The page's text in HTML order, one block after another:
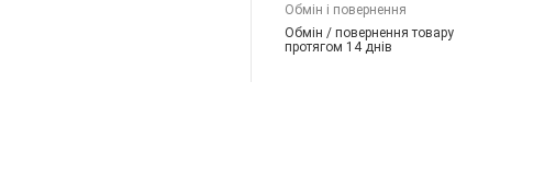
Обмін і повернення
Обмін / повернення товару
протягом 14 днів